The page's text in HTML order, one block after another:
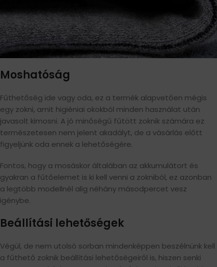
Moshatóság
Fűthetőség ide vagy oda, ez a termék alapvetően mégis
egy zokni, amit higiéniai okokból minden használat után
javasolt kimosni. A jó minőségű fűtött zoknik számára ez
természetesen nem jelent akadályt, de a vásárlás előtt
figyeljünk oda ennek a lehetőségére.
Fontos, hogy a mosáskor általában az akkumulátort és
gyakran a fűtőelemet is ki kell venni a zokniból, ez azonban
a legtöbb modellnél alig néhány másodpercet vesz
igénybe.
Beállítási lehetőségek
Végül, de nem utolsó sorban mindenképpen beszélnünk kell
a fűthető zoknik beállítási lehetőségeiről is, hiszen senki